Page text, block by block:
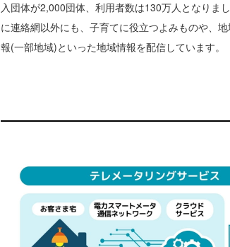
入団体が2,000団体、利用者数は130万人となりま
に連絡網以外にも、子育てに役立つよみものや、
報(一部地域)といった地域情報を配信しています。